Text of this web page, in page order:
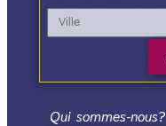
Qui sommes-nous?